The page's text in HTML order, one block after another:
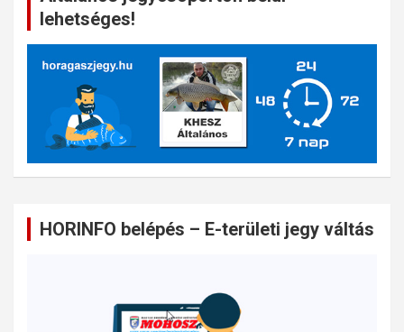
lehetséges!
HORINFO belépés – E-területi jegy váltás